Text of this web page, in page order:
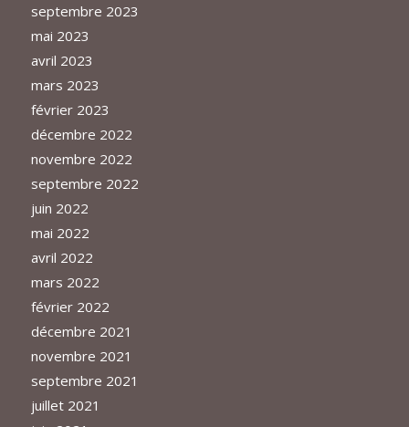
septembre 2023
mai 2023
avril 2023
mars 2023
février 2023
décembre 2022
novembre 2022
septembre 2022
juin 2022
mai 2022
avril 2022
mars 2022
février 2022
décembre 2021
novembre 2021
septembre 2021
juillet 2021